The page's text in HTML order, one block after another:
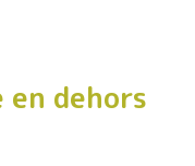
dehors